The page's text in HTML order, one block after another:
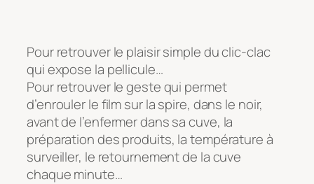
Pour retrouver le plaisir simple du clic-clac
qui expose la pellicule…
Pour retrouver le geste qui permet
d’enrouler le film sur la spire, dans le noir,
avant de l’enfermer dans sa cuve, la
préparation des produits, la température à
surveiller, le retournement de la cuve
chaque minute…